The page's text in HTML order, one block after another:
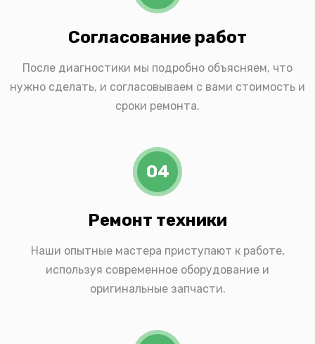
Согласование работ
После диагностики мы подробно объясняем, что
нужно сделать, и согласовываем с вами стоимость и
сроки ремонта.
04
Ремонт техники
Наши опытные мастера приступают к работе,
используя современное оборудование и
оригинальные запчасти.